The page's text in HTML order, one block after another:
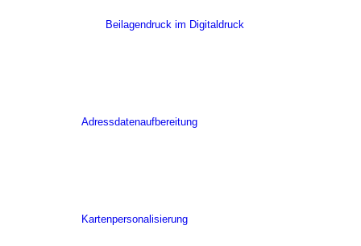
Beilagendruck im Digitaldruck
Adressdatenaufbereitung
Kartenpersonalisierung